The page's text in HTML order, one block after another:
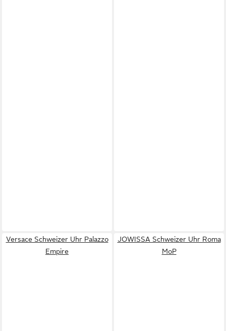
Versace Schweizer Uhr Palazzo
Empire
JOWISSA Schweizer Uhr Roma
MoP